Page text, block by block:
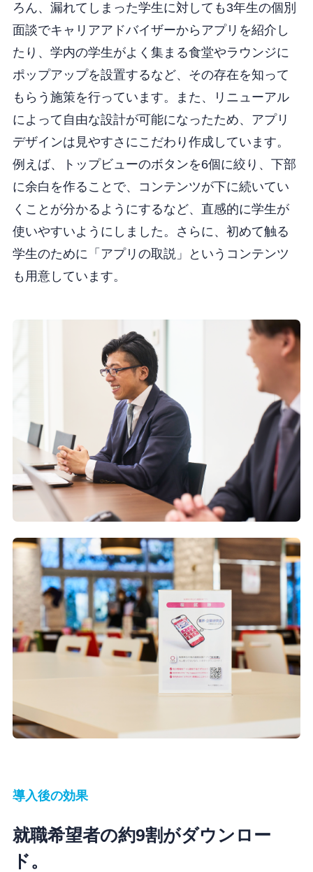
ろん、漏れてしまった学生に対しても3年生の個別
面談でキャリアアドバイザーからアプリを紹介し
たり、学内の学生がよく集まる食堂やラウンジに
ポップアップを設置するなど、その存在を知って
もらう施策を行っています。また、リニューアル
によって自由な設計が可能になったため、アプリ
デザインは見やすさにこだわり作成しています。
例えば、トップビューのボタンを6個に絞り、下部
に余白を作ることで、コンテンツが下に続いてい
くことが分かるようにするなど、直感的に学生が
使いやすいようにしました。さらに、初めて触る
学生のために「アプリの取説」というコンテンツ
も用意しています。
導入後の効果
就職希望者の約9割がダウンロー
ド。